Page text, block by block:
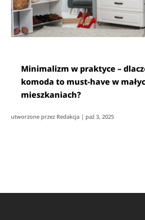
Minimalizm w praktyce –
komoda to must-have w
mieszkaniach?
utworzone przez Redakcja | paź 3, 2025